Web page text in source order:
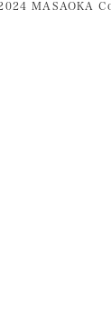
MASAOKA